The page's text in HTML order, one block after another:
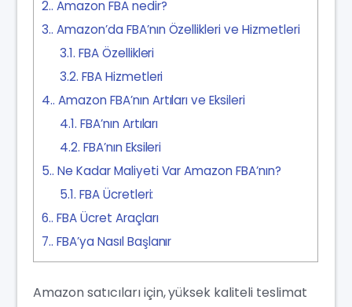
2. Amazon FBA nedir?
3. Amazon’da FBA’nın Özellikleri ve Hizmetleri
3.1. FBA Özellikleri
3.2. FBA Hizmetleri
4. Amazon FBA’nın Artıları ve Eksileri
4.1. FBA’nın Artıları
4.2. FBA’nın Eksileri
5. Ne Kadar Maliyeti Var Amazon FBA’nın?
5.1. FBA Ücretleri:
6. FBA Ücret Araçları
7. FBA’ya Nasıl Başlanır
Amazon satıcıları için, yüksek kaliteli teslimat